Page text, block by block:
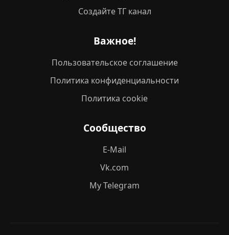
Создайте ТГ канал
Важное!
Пользовательское соглашение
Политика конфиденциальности
Политика cookie
Сообщество
E-Mail
Vk.com
My Telegram